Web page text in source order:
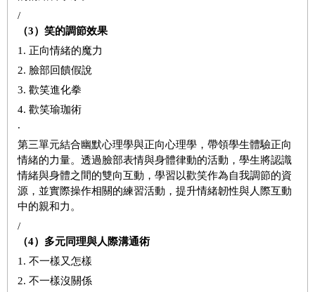
/
（3）笑的調節效果
1. 正向情緒的魔力
2. 臉部回饋假說
3. 歡笑進化拳
4. 歡笑瑜珈術
.
第三單元結合幽默心理學與正向心理學，帶領學生體驗正向
情緒的力量。透過臉部表情與身體律動的活動，學生將認識
情緒與身體之間的雙向互動，學習以歡笑作為自我調節的資
源，並實際操作相關的練習活動，提升情緒韌性與人際互動
中的親和力。
/
（4）多元同理與人際溝通術
1. 不一樣又怎樣
2. 不一樣沒關係